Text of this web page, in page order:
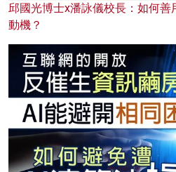
邱國光博士x潘詠儀校長：如何善
動機？